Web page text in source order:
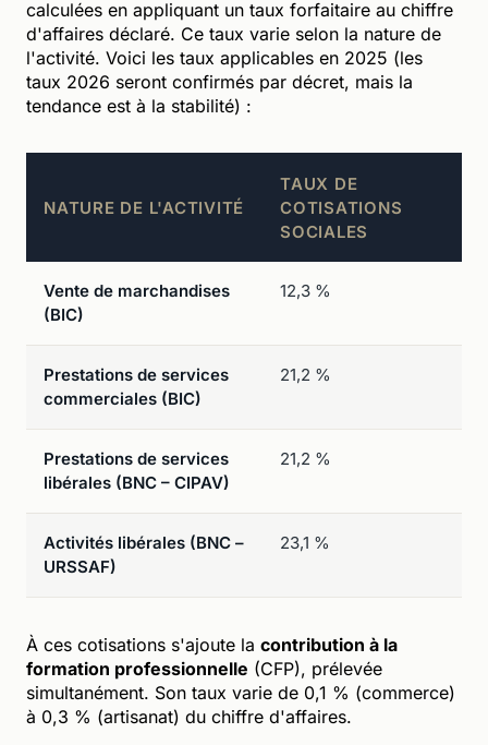
calculées en appliquant un taux forfaitaire au chiffre
d'affaires déclaré. Ce taux varie selon la nature de
l'activité. Voici les taux applicables en 2025 (les
taux 2026 seront confirmés par décret, mais la
tendance est à la stabilité) :
NATURE DE L'ACTIVITÉ
TAUX DE
COTISATIONS
SOCIALES
Vente de marchandises
(BIC)
12,3 %
Prestations de services
commerciales (BIC)
21,2 %
Prestations de services
libérales (BNC – CIPAV)
21,2 %
Activités libérales (BNC –
URSSAF)
23,1 %
À ces cotisations s'ajoute la contribution à la
formation professionnelle (CFP), prélevée
simultanément. Son taux varie de 0,1 % (commerce)
à 0,3 % (artisanat) du chiffre d'affaires.